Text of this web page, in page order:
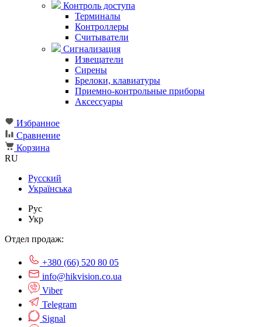
Контроль доступа
Терминалы
Контроллеры
Считыватели
Сигнализация
Извещатели
Сирены
Брелоки, клавиатуры
Приемно-контрольные приборы
Аксессуары
Избранное
Сравнение
Корзина
RU
Русский
Українська
Рус
Укр
Отдел продаж:
+380 (66) 520 80 05
info@hikvision.co.ua
Viber
Telegram
Signal